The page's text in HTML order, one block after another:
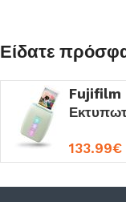
Είδατε
Fujifilm
133.99€